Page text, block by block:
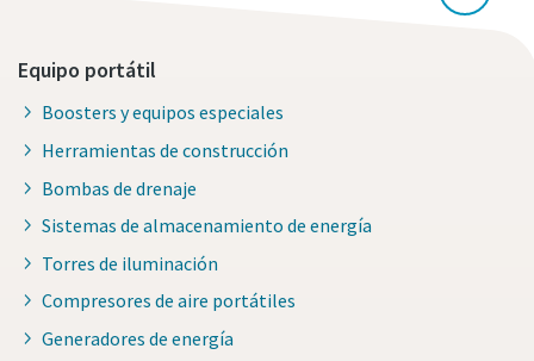
Equipo portátil
Boosters y equipos especiales
Herramientas de construcción
Bombas de drenaje
Sistemas de almacenamiento de energía
Torres de iluminación
Compresores de aire portátiles
Generadores de energía